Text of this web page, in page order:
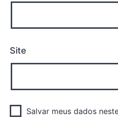
Site
Salvar meus dados